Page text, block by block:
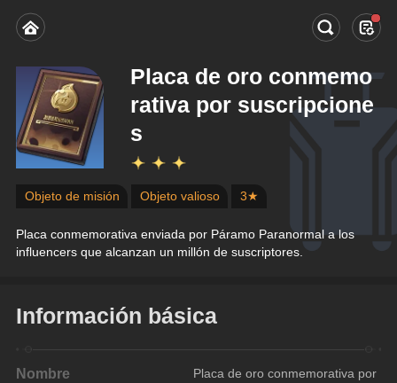
Placa de oro conmemo
rativa por suscripcione
s
Objeto de misión Objeto valioso 3★
Placa conmemorativa enviada por Páramo Paranormal a los
influencers que alcanzan un millón de suscriptores.
Información básica
Nombre
Placa de oro conmemorativa por